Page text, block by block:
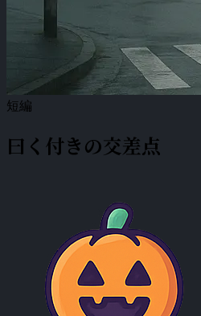
短編
曰く付きの交差点